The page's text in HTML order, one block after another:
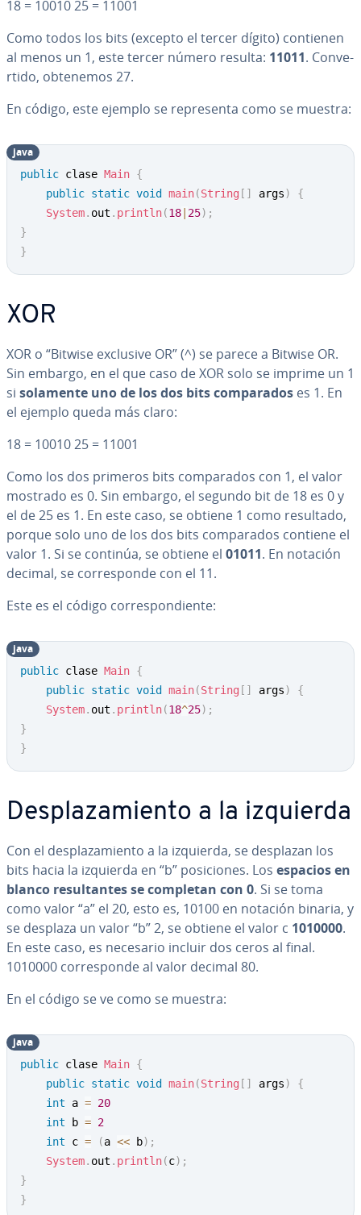
18 = 10010 25 = 11001
Como todos los bits (excepto el tercer dígito) contienen
al menos un 1, este tercer número resulta: 11011. Co­n­ve­
r­ti­do, obtenemos 27.
En código, este ejemplo se re­pre­se­n­ta como se muestra:
public clase Main {
public static void main(String [ ] args)
{
System. out . println(18 25) ;
}
}
java
XOR
XOR o “Bitwise exclusive OR” (^) se parece a Bitwise OR.
Sin embargo, en el que caso de XOR solo se imprime un 1
si solamente uno de los dos bits co­m­pa­ra­dos es 1. En
el ejemplo queda más claro:
18 = 10010 25 = 11001
Como los dos primeros bits co­m­pa­ra­dos con 1, el valor
mostrado es 0. Sin embargo, el segundo bit de 18 es 0 y
el de 25 es 1. En este caso, se obtiene 1 como resultado,
porque solo uno de los dos bits co­m­pa­ra­dos contiene el
valor 1. Si se continúa, se obtiene el 01011. En notación
decimal, se co­rre­s­po­n­de con el 11.
Este es el código co­rre­s­po­n­die­n­te:
public clase Main {
public static void main(String [ ] args)
{
System. out . println(18^25) ;
}
}
java
De­s­pla­za­mie­n­to a la izquierda
Con el de­s­pla­za­mie­n­to a la izquierda, se desplazan los
bits hacia la izquierda en “b” po­si­cio­nes. Los espacios en
blanco re­su­l­ta­n­tes se completan con 0. Si se toma
como valor “a” el 20, esto es, 10100 en notación binaria, y
se desplaza un valor “b” 2, se obtiene el valor c 1010000.
En este caso, es necesario incluir dos ceros al final.
1010000 co­rre­s­po­n­de al valor decimal 80.
En el código se ve como se muestra:
public clase Main {
public static void main(String [ ] args)
{
int a = 20
int b = 2
int c = (a << b) ;
System. out . println(c) ;
}
}
java